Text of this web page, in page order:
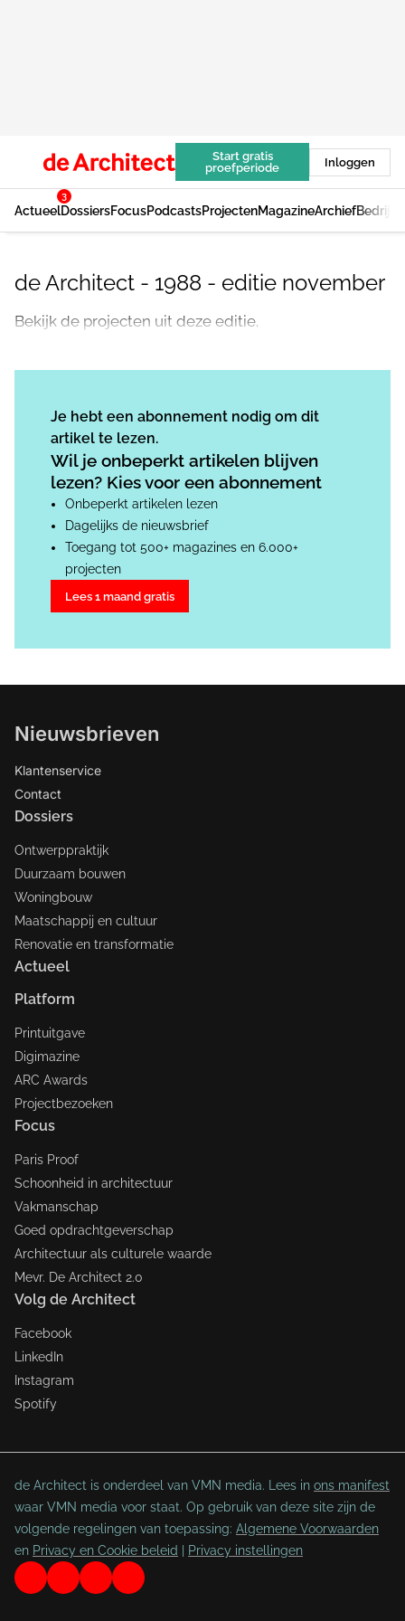
Start gratis
proefperiode
Inloggen
Actueel
3
DossiersFocusPodcastsProjectenMagazineArchief
de Architect - 1988 - editie november
Bekijk de projecten uit deze editie.
Je hebt een abonnement nodig om dit
artikel te lezen.
Wil je onbeperkt artikelen blijven
lezen? Kies voor een abonnement
Onbeperkt artikelen lezen
Dagelijks de nieuwsbrief
Toegang tot 500+ magazines en 6.000+
projecten
Lees 1 maand gratis
Nieuwsbrieven
Klantenservice
Contact
Dossiers
Ontwerppraktijk
Duurzaam bouwen
Woningbouw
Maatschappij en cultuur
Renovatie en transformatie
Actueel
Platform
Printuitgave
Digimazine
ARC Awards
Projectbezoeken
Focus
Paris Proof
Schoonheid in architectuur
Vakmanschap
Goed opdrachtgeverschap
Architectuur als culturele waarde
Mevr. De Architect 2.0
Volg de Architect
Facebook
LinkedIn
Instagram
Spotify
de Architect is onderdeel van VMN media. Lees in ons manifest
waar VMN media voor staat. Op gebruik van deze site zijn de
volgende regelingen van toepassing: Algemene Voorwaarden
en Privacy en Cookie beleid Privacy instellingen